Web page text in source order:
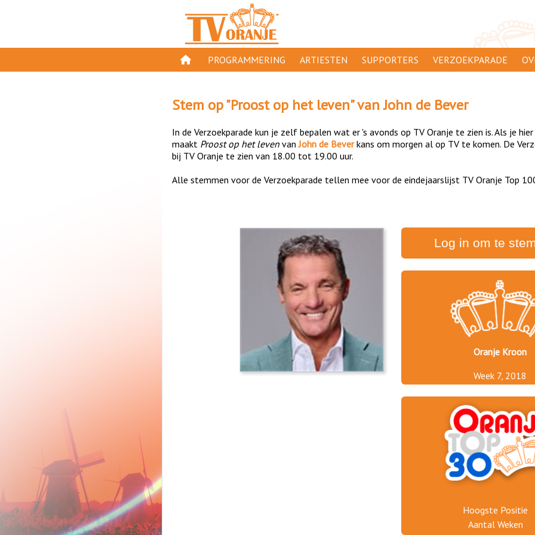
PROGRAMMERING
GESPEELD OP TV ORANJE
ORANJE KROON
TV ORANJE TOP 1000
11 VAN ORANJE
ARTIESTEN SUPPORTERS
AANMELDEN
VERZOEKPARADE
Stem op "Proost op het leven" vanJohn de Bever
In de Verzoekparade kun je zelf bepalen wat er 's avonds op TV Oranje te zien is. Als je
maakt Proost op het leven vanJohn de Beverkans om morgen al op TV te komen. De
bij TV Oranje te zien van 18.00 tot 19.00 uur.
Alle stemmen voor de Verzoekparade tellen mee voor de eindejaarslijst TV Oranje Top
Log in om te
Oranje Kroon
Week 7, 2018
Hoogste Positie
Aantal Weken